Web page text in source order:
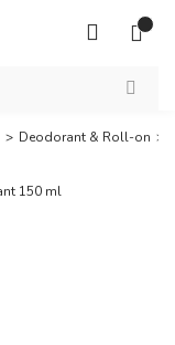
Deodorant & Roll-on